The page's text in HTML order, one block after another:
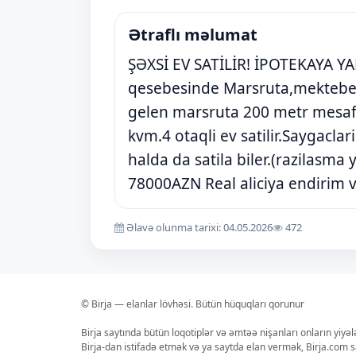
Ətraflı məlumat
ŞƏXSİ EV SATİLİR! İPOTEKAYA
qesebesinde
gelen marsruta 200 metr
kvm.4 otaqli ev
halda da satila biler.(razilasma
78000AZN Real aliciya endirim
Əlavə olunma tarixi: 04.05.2026 472
© Birja — elanlar lövhəsi. Bütün hüquqları qorunur
Birja saytında bütün loqotiplər və əmtəə nişanları onların
Birja-dan istifadə etmək və ya saytda elan vermək, Birja.com